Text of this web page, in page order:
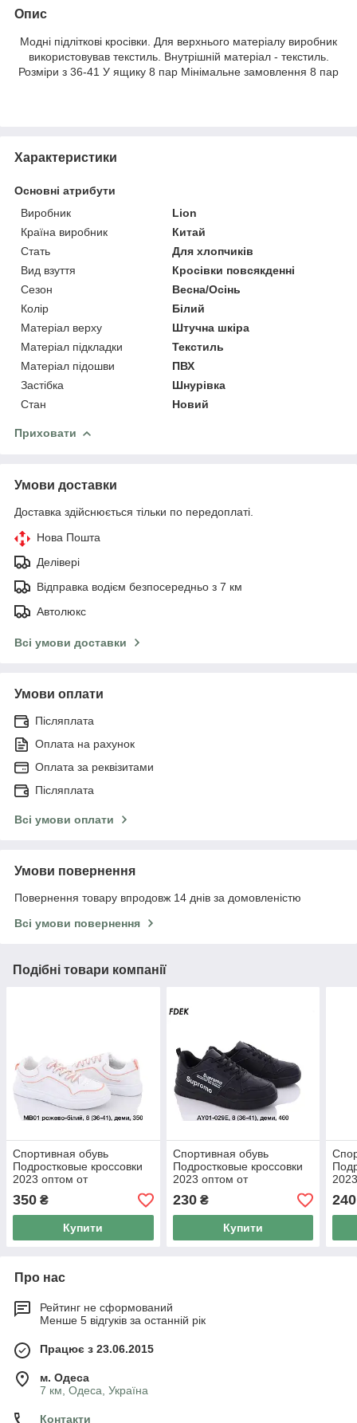
Опис
Модні підліткові кросівки. Для верхнього матеріалу виробник
використовував текстиль. Внутрішній матеріал - текстиль.
Розміри з 36-41 У ящику 8 пар Мінімальне замовлення 8 пар
Характеристики
Основні атрибути
Виробник
Lion
Країна виробник
Китай
Стать
Для хлопчиків
Вид взуття
Кросівки повсякденні
Сезон
Весна/Осінь
Колір
Білий
Матеріал верху
Штучна шкіра
Матеріал підкладки
Текстиль
Матеріал підошви
ПВХ
Застібка
Шнурівка
Стан
Новий
Приховати
Умови доставки
Доставка здійснюється тільки по передоплаті.
Нова Пошта
Делівері
Відправка водієм безпосередньо з 7 км
Автолюкс
Всі умови доставки
Умови оплати
Післяплата
Оплата на рахунок
Оплата за реквізитами
Післяплата
Всі умови оплати
Умови повернення
Повернення товару впродовж 14 днів за домовленістю
Всі умови повернення
Подібні товари компанії
Спортивная обувь
Подростковые кроссовки
2023 оптом от
производителя Lion (36-
41)
350 ₴
Купити
Спортивная обувь
Подростковые кроссовки
2023 оптом от
производителя Fdek (36-
41)
230₴
Купити
41)
240
Про нас
Рейтинг не сформований
Менше 5 відгуків за останній рік
Працює з 23.06.2015
м. Одеса
7 км, Одеса, Україна
Контакти